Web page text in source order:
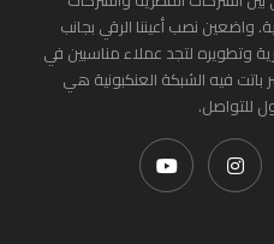
واضعين نصب أعيننا الرقي بجانب
وتطويره لتجد عملاء مناسبين في
فيه الشبكة العنكبونية هي
للتواصل.